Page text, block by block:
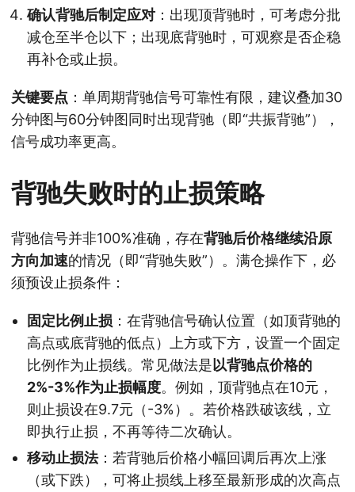
确认背驰后制定应对 ：出现顶背驰时，可考虑分批
减仓至半仓以下；出现底背驰时，可观察是否企稳
再补仓或止损。
关键要点 ：单周期背驰信号可靠性有限，建议叠加30
分钟图与60分钟图同时出现背驰（即“共振背驰”），
信号成功率更高。
背驰失败时的止损策略
背驰信号并非100%准确，存在背驰后价格继续沿原
方向加速的情况（即“背驰失败”）。满仓操作下，必
须预设止损条件：
固定比例止损 ：在背驰信号确认位置（如顶背驰的
高点或底背驰的低点）上方或下方，设置一个固定
比例作为止损线。常见做法是以背驰点价格的
2%-3%作为止损幅度。例如，顶背驰点在10元，
则止损设在9.7元（-3%）。若价格跌破该线，立
即执行止损，不再等待二次确认。
移动止损法：若背驰后价格小幅回调后再次上涨
（或下跌），可将止损线上移至最新形成的次高点